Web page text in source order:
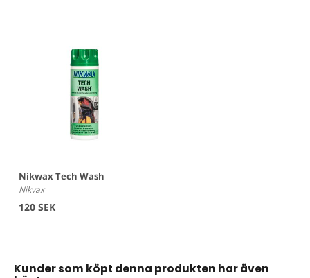
Nikwax Tech Wash
Nikvax
120 SEK
Kunder som köpt denna produkten har även